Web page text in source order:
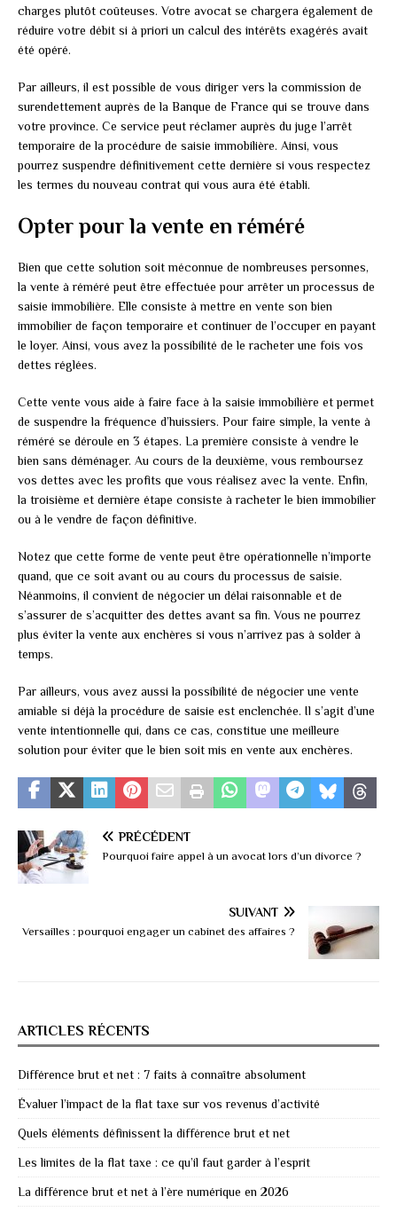
charges plutôt coûteuses. Votre avocat se chargera également de
réduire votre débit si à priori un calcul des intérêts exagérés avait
été opéré.
Par ailleurs, il est possible de vous diriger vers la commission de
surendettement auprès de la Banque de France qui se trouve dans
votre province. Ce service peut réclamer auprès du juge l’arrêt
temporaire de la procédure de saisie immobilière. Ainsi, vous
pourrez suspendre définitivement cette dernière si vous respectez
les termes du nouveau contrat qui vous aura été établi.
Opter pour la vente en réméré
Bien que cette solution soit méconnue de nombreuses personnes,
la vente à réméré peut être effectuée pour arrêter un processus de
saisie immobilière. Elle consiste à mettre en vente son bien
immobilier de façon temporaire et continuer de l’occuper en payant
le loyer. Ainsi, vous avez la possibilité de le racheter une fois vos
dettes réglées.
Cette vente vous aide à faire face à la saisie immobilière et permet
de suspendre la fréquence d’huissiers. Pour faire simple, la vente à
réméré se déroule en 3 étapes. La première consiste à vendre le
bien sans déménager. Au cours de la deuxième, vous remboursez
vos dettes avec les profits que vous réalisez avec la vente. Enfin,
la troisième et dernière étape consiste à racheter le bien immobilier
ou à le vendre de façon définitive.
Notez que cette forme de vente peut être opérationnelle n’importe
quand, que ce soit avant ou au cours du processus de saisie.
Néanmoins, il convient de négocier un délai raisonnable et de
s’assurer de s’acquitter des dettes avant sa fin. Vous ne pourrez
plus éviter la vente aux enchères si vous n’arrivez pas à solder à
temps.
Par ailleurs, vous avez aussi la possibilité de négocier une vente
amiable si déjà la procédure de saisie est enclenchée. Il s’agit d’une
vente intentionnelle qui, dans ce cas, constitue une meilleure
solution pour éviter que le bien soit mis en vente aux enchères.
PRÉCÉDENT
Pourquoi faire appel à un avocat lors d’un divorce ?
SUIVANT
Versailles : pourquoi engager un cabinet des affaires ?
ARTICLES RÉCENTS
Différence brut et net : 7 faits à connaître absolument
Évaluer l’impact de la flat taxe sur vos revenus d’activité
Quels éléments définissent la différence brut et net
Les limites de la flat taxe : ce qu’il faut garder à l’esprit
La différence brut et net à l’ère numérique en 2026